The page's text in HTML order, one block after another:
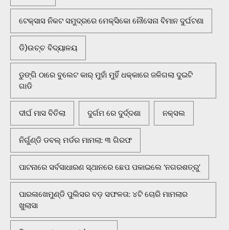
ଟେକ୍ସାସ ନିକଟ ସମୁଦ୍ରରେ ମେକ୍ସିକୋ ନୌସେନା ବିମାନ ଦୁର୍ଘଟଣା
ଡି)ଉଚ୍ଚ ବିଦ୍ୟାଳୟ
ଡୁଙ୍ଗି ଠାରେ ବୁଲେଟ କାର୍ ମୁହାଁ ମୁହିଁ ଧକ୍କାରେ ଜଳିଗଲା ଦୁଇଟି
ଗାଡି
ଦୀର୍ଘ ମାସ ବିତିଲା ଦୁର୍ଗମ ରେ ଦୁର୍ଦ୍ଦଶା ନକ୍ସଲ
ନିର୍ଗୁଣ୍ଡି ଡବଲ୍ ମର୍ଡର ମାମଲା: ୩ ଗିରଫ
ପାଟନାରେ ସର୍ବସାଧାରଣ ସ୍ଥାନରେ ଛେପ ପକାଇଲେ ‘ନଗରଶତ୍ରୁ’
ପାରଳାଖେମୁଣ୍ଡି ପୁଲିସର ବଡ଼ ସଫଳତା: ୪ଟି ଚୋରି ମାମଲାର
ଖୁଲାସା